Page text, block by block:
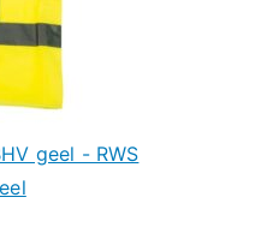
geel - RWS